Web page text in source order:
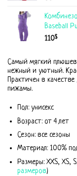
Baseball
110$
Самый мягкий
нежный и уютный.
Практичен в
пижамы.
Пол: унисекс
Возраст: от 4 лет
Сезон: все сезоны
Материал: 100%
Размеры: XXS, XS,
размеров)